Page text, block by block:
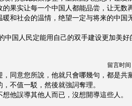
的果实让每一个中国人都能品尝，让无数
暖和社会的温情，绝望一定与将来的中国
中国人民定能用自己的双手建设更加美好
留言时间
，同意您所說，他就只會哪幾句，都是共
，不值一駁，然後就強詞奪理。
他誤導其他人而已，沒想開導這些人。